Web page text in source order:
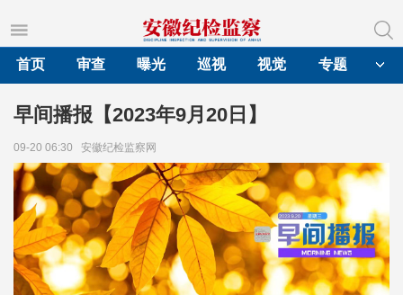
首页
审查 曝光 巡视 视觉 专题
早间播报【2023年9月20日】
09-20 06:30 安徽纪检监察网